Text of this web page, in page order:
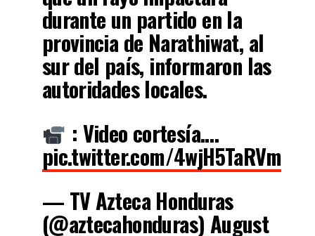
durante un partido en la
provincia de Narathiwat, al
sur del país, informaron las
autoridades locales.
: Video cortesía.…
pic.twitter.com/4wjH5TaRVm
— TV Azteca Honduras
(@aztecahonduras) August